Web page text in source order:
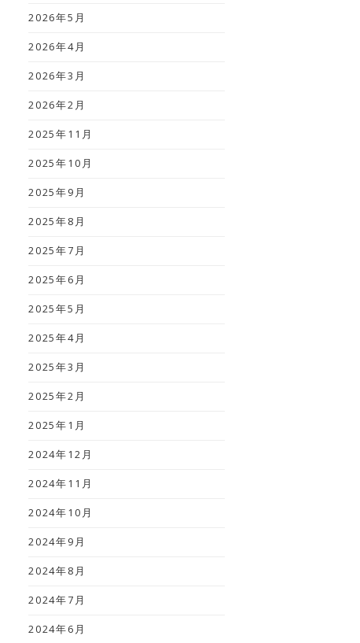
2026年5月
2026年4月
2026年3月
2026年2月
2025年11月
2025年10月
2025年9月
2025年8月
2025年7月
2025年6月
2025年5月
2025年4月
2025年3月
2025年2月
2025年1月
2024年12月
2024年11月
2024年10月
2024年9月
2024年8月
2024年7月
2024年6月